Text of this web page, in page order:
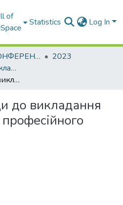
of
Statistics Log In
МАТЕРІАЛИ КОНФЕРЕНЦІЙ
2023
Сучасні проблеми викладання іноземних мов у закладах освіти
Основні підходи до викладання іноземної мови професійного спрямування
до викладання